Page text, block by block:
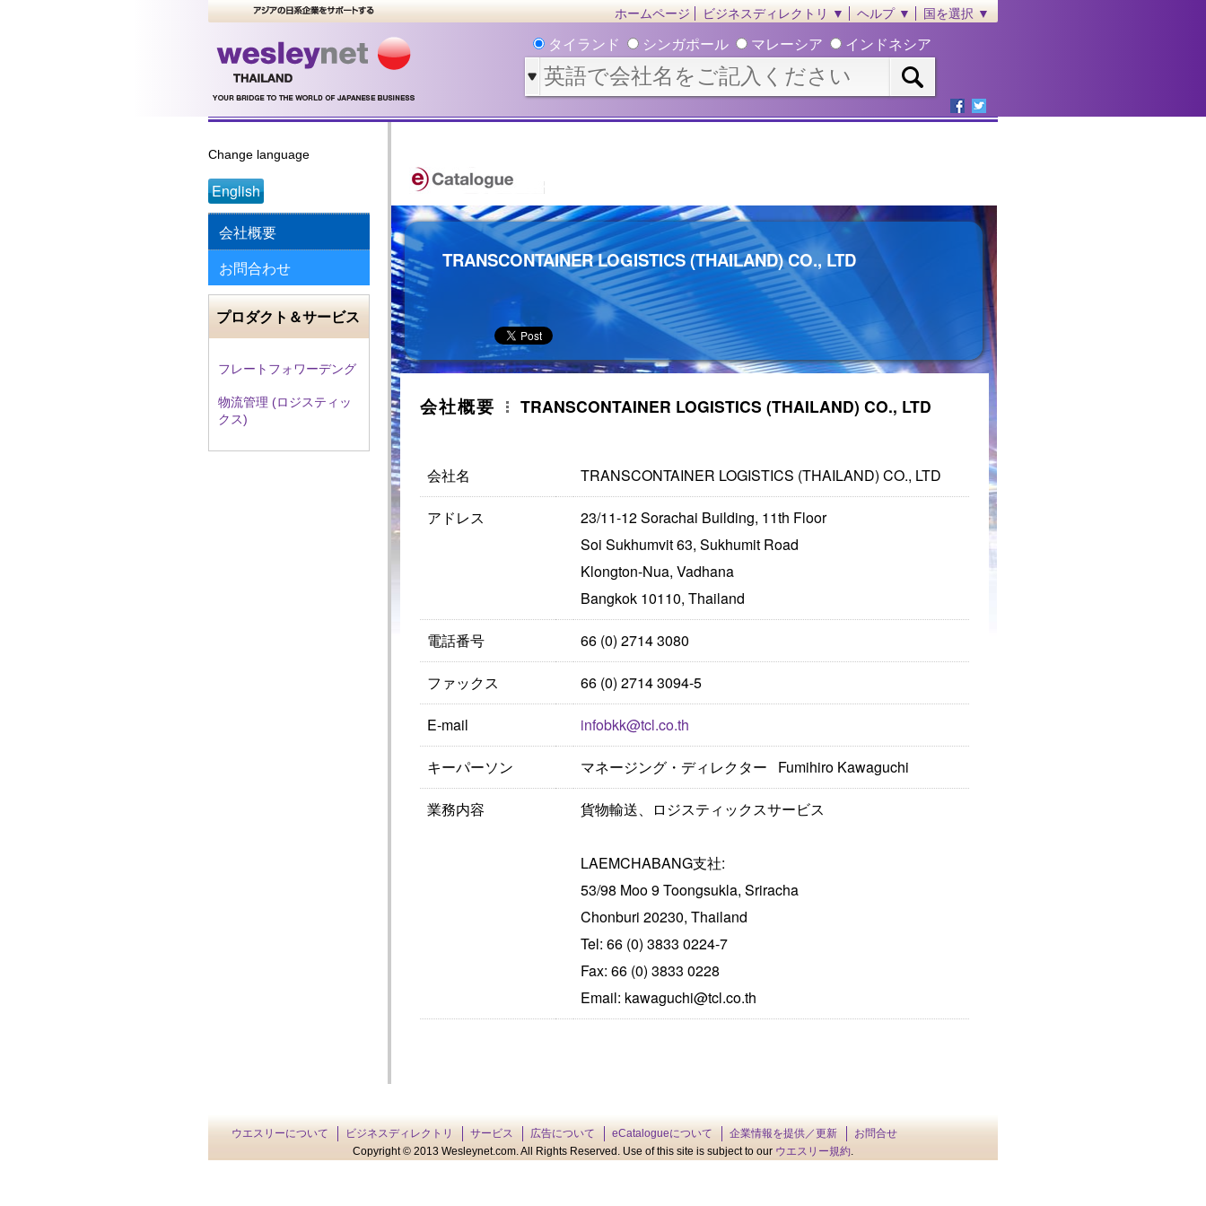
ホームページ ビジネスディレクトリ ▼ ヘルプ ▼ 国を選択 ▼
タイランド シンガポール マレーシア インドネシア
Change language
English
会社概要
お問合わせ
プロダクト＆サービス
フレートフォワーデング
物流管理 (ロジスティッ
クス)
TRANSCONTAINER LOGISTICS (THAILAND) CO., LTD
会社概要 TRANSCONTAINER LOGISTICS (THAILAND) CO., LTD
会社名 TRANSCONTAINER LOGISTICS (THAILAND) CO., LTD
アドレス
23/11-12 Sorachai Building, 11th Floor
Soi Sukhumvit 63, Sukhumit Road
Klongton-Nua, Vadhana
Bangkok 10110, Thailand
電話番号 66 (0) 2714 3080
ファックス 66 (0) 2714 3094-5
E-mail infobkk@tcl.co.th
キーパーソン マネージング・ディレクター Fumihiro Kawaguchi
業務内容 貨物輸送、ロジスティックスサービス
LAEMCHABANG支社:
53/98 Moo 9 Toongsukla, Sriracha
Chonburi 20230, Thailand
Tel: 66 (0) 3833 0224-7
Fax: 66 (0) 3833 0228
Email: kawaguchi@tcl.co.th
ウエスリーについて ビジネスディレクトリ サービス 広告について eCatalogueについて 企業情報を提供／更新
お問合せ
Copyright © 2013 Wesleynet.com. All Rights Reserved. Use of this site is subject to our ウエスリー規約.